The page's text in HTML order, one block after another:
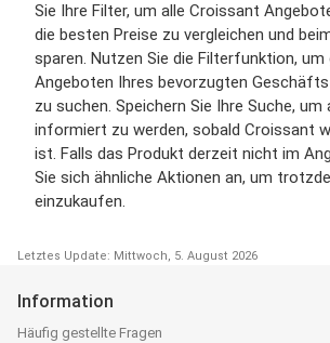
Sie Ihre Filter, um alle Croissant
die besten Preise zu vergleichen und
sparen. Nutzen Sie die Filterfunktion, um
Angeboten Ihres bevorzugten
zu suchen. Speichern Sie Ihre Suche,
informiert zu werden, sobald Croissant
ist. Falls das Produkt derzeit nicht im
Sie sich ähnliche Aktionen an, um
einzukaufen.
Letztes Update: Mittwoch, 5. August 2026
Information
Häufig gestellte Fragen